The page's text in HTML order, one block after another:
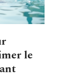
le